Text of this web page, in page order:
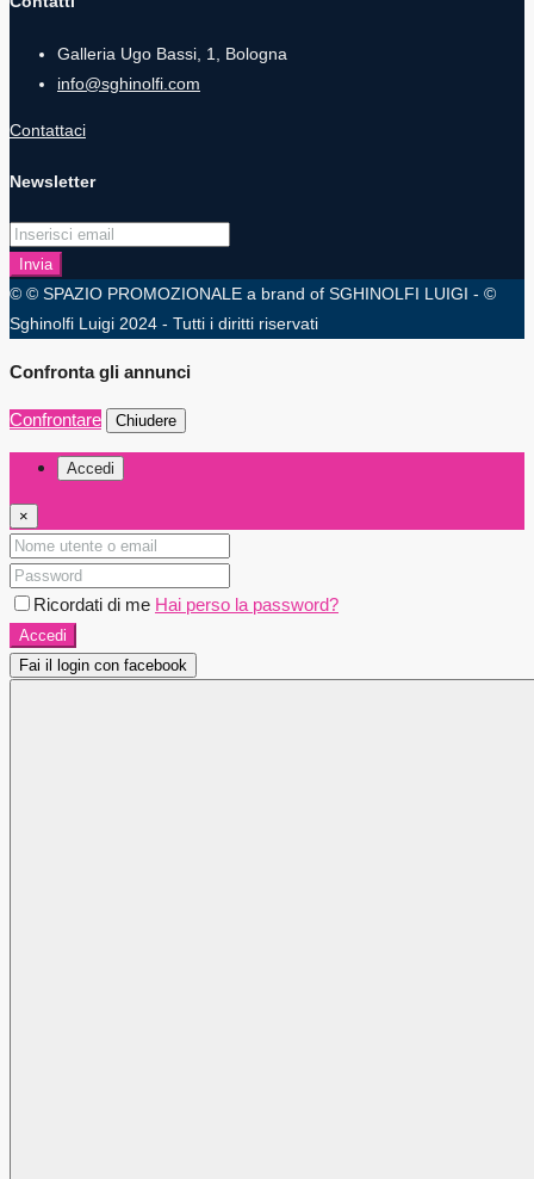
Galleria Ugo Bassi, 1, Bologna
info@sghinolfi.com
Contattaci
Newsletter
Invia
© © SPAZIO PROMOZIONALE a brand of SGHINOLFI LUIGI - ©
Sghinolfi Luigi 2024 - Tutti i diritti riservati
Confronta gli annunci
Confrontare Chiudere
Accedi
×
Ricordati di me Hai perso la password?
Accedi
Fai il login con facebook